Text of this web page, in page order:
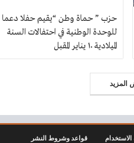
حزب ” حماة وطن “يقيم حفلا دعما
للوحدة الوطنية في احتفالات السنة
الميلادية ١٠ يناير المقبل
الاستخدام قواعد وشروط النشر